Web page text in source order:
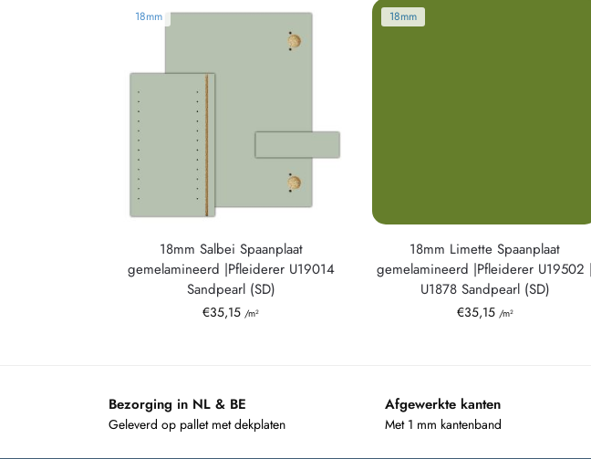
18mm
18mm Salbei Spaanplaat
gemelamineerd |Pfleiderer U19014
Sandpearl (SD)
€35,15 /m²
18mm
18mm Limette Spaanplaat
gemelamineerd |Pfleiderer U19502 |
U1878 Sandpearl (SD)
€35,15 /m²
Bezorging in NL & BE
Geleverd op pallet met dekplaten
Afgewerkte kanten
Met 1 mm kantenband